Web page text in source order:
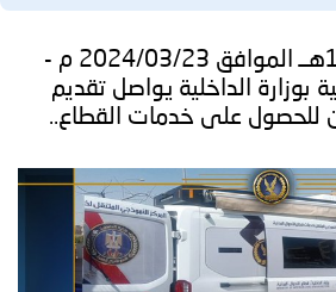
مصر ــ 1445/09/13هــ الموافق 2024/03/23 م -
بوزارة الداخلية يواصل تقديم
للحصول على خدمات القطاع..